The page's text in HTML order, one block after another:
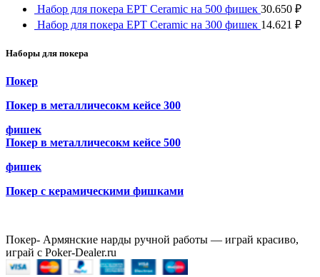
Набор для покера EPT Ceramic на 500 фишек 30.650 ₽
Набор для покера EPT Ceramic на 300 фишек 14.621 ₽
Наборы для покера
Покер
Покер в металличесокм кейсе 300
фишек
Покер в металличесокм кейсе 500
фишек
Покер с керамическими фишками
Покер- Армянские нарды ручной работы — играй красиво,
играй с Poker-Dealer.ru